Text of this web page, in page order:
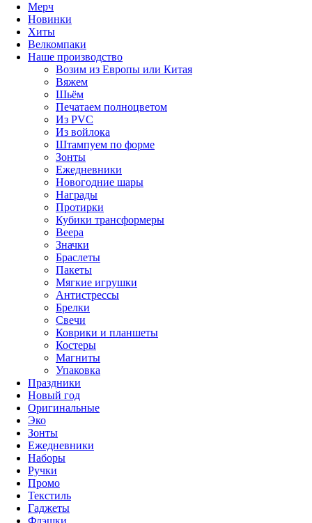
Мерч
Новинки
Хиты
Велкомпаки
Наше производство
Возим из Европы или Китая
Вяжем
Шьём
Печатаем полноцветом
Из PVC
Из войлока
Штампуем по форме
Зонты
Ежедневники
Новогодние шары
Награды
Протирки
Кубики трансформеры
Веера
Значки
Браслеты
Пакеты
Мягкие игрушки
Антистрессы
Брелки
Свечи
Коврики и планшеты
Костеры
Магниты
Упаковка
Праздники
Новый год
Оригинальные
Эко
Зонты
Ежедневники
Наборы
Ручки
Промо
Текстиль
Гаджеты
Флэшки